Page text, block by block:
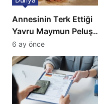
Annesinin Terk Ettiği
Yavru Maymun Peluş
Oyuncağını Anne Bildi
6 ay önce